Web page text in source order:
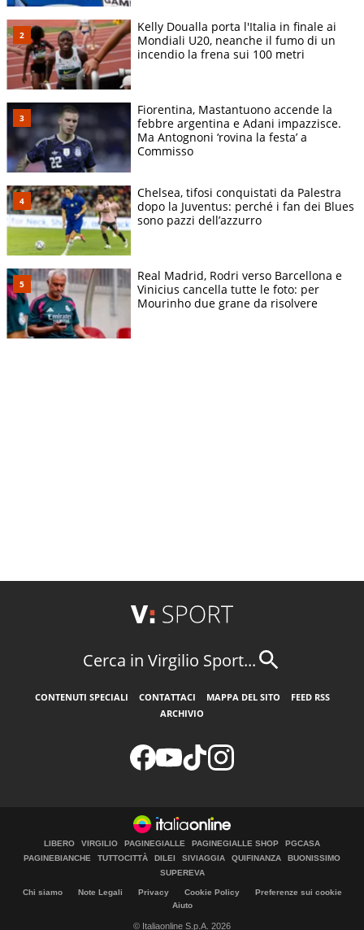
Kelly Doualla porta l'Italia in finale ai
Mondiali U20, neanche il fumo di un
incendio la frena sui 100 metri
Fiorentina, Mastantuono accende la
febbre argentina e Adani impazzisce.
Ma Antognoni ‘rovina la festa’ a
Commisso
Chelsea, tifosi conquistati da Palestra
dopo la Juventus: perché i fan dei Blues
sono pazzi dell’azzurro
Real Madrid, Rodri verso Barcellona e
Vinicius cancella tutte le foto: per
Mourinho due grane da risolvere
Cerca in Virgilio Sport...
CONTENUTI SPECIALI CONTATTACI MAPPA DEL SITO
FEED RSS
ARCHIVIO
LIBERO VIRGILIO PAGINEGIALLE PAGINEGIALLE SHOP
PGCASA
PAGINEBIANCHE
TUTTOCITTÀ DILEI SIVIAGGIA QUIFINANZA
BUONISSIMO
SUPEREVA
Chi siamo Note Legali Privacy Cookie Policy
Preferenze sui cookie
Aiuto
© Italiaonline S.p.A. 2026